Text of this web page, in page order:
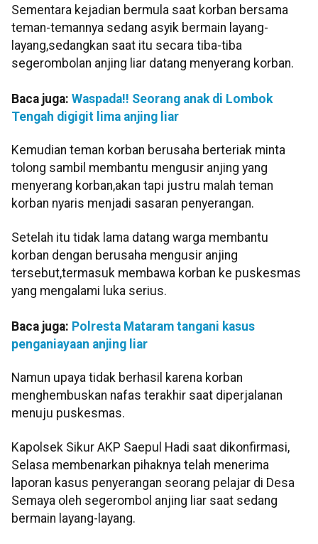
Sementara kejadian bermula saat korban bersama
teman-temannya sedang asyik bermain layang-
layang,sedangkan saat itu secara tiba-tiba
segerombolan anjing liar datang menyerang korban.
Baca juga: Waspada!! Seorang anak di Lombok
Tengah digigit lima anjing liar
Kemudian teman korban berusaha berteriak minta
tolong sambil membantu mengusir anjing yang
menyerang korban,akan tapi justru malah teman
korban nyaris menjadi sasaran penyerangan.
Setelah itu tidak lama datang warga membantu
korban dengan berusaha mengusir anjing
tersebut,termasuk membawa korban ke puskesmas
yang mengalami luka serius.
Baca juga: Polresta Mataram tangani kasus
penganiayaan anjing liar
Namun upaya tidak berhasil karena korban
menghembuskan nafas terakhir saat diperjalanan
menuju puskesmas.
Kapolsek Sikur AKP Saepul Hadi saat dikonfirmasi,
Selasa membenarkan pihaknya telah menerima
laporan kasus penyerangan seorang pelajar di Desa
Semaya oleh segerombol anjing liar saat sedang
bermain layang-layang.